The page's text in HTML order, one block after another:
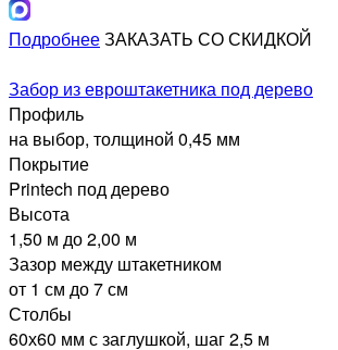
ПодробнееЗАКАЗАТЬ СО СКИДКОЙ
Забор из евроштакетника под дерево
Профиль
на выбор, толщиной 0,45 мм
Покрытие
Printech под дерево
Высота
1,50 м до 2,00 м
Зазор между штакетником
от 1 см до 7 см
Столбы
60х60 мм с заглушкой, шаг 2,5 м